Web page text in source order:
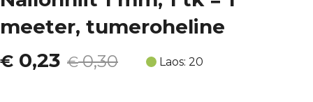
meeter, tumeroheline
€0,30
Algne
€ 0,23
Current
Laos: 20